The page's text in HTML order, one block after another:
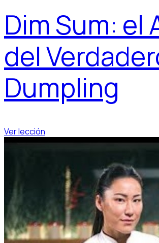
Dim Sum: el
del
Dumpling
Ver lección